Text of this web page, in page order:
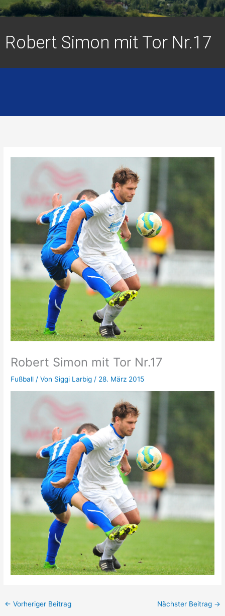
Robert Simon mit Tor Nr.17
Robert Simon mit Tor Nr.17
Fußball / Von Siggi Larbig / 28. März 2015
← Vorheriger Beitrag Nächster Beitrag →